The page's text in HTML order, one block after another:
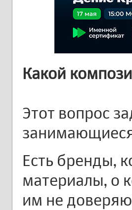
Какой
Этот вопрос
Есть бренды,
материалы, о
им не